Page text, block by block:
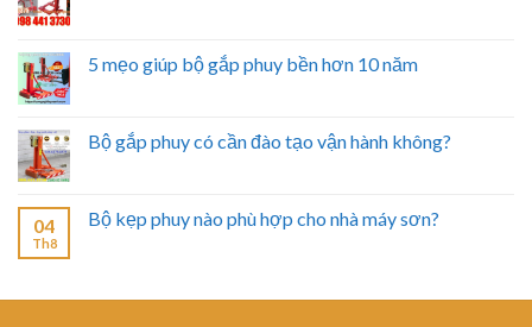
5 mẹo giúp bộ gắp phuy bền hơn 10 năm
Bộ gắp phuy có cần đào tạo vận hành không?
04
Th8
Bộ kẹp phuy nào phù hợp cho nhà máy sơn?